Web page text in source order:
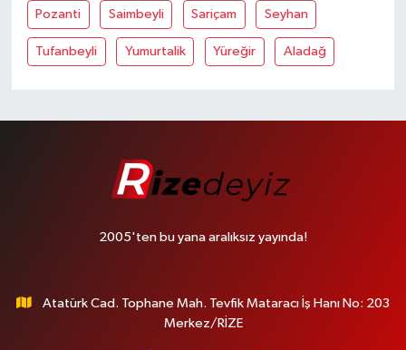
Pozanti Saimbeyli Sariçam Seyhan
Tufanbeyli Yumurtalik Yüreğir Aladağ
2005'ten bu yana aralıksız yayında!
Atatürk Cad. Tophane Mah. Tevfik Mataracı İş Hanı No: 203
Merkez/RİZE